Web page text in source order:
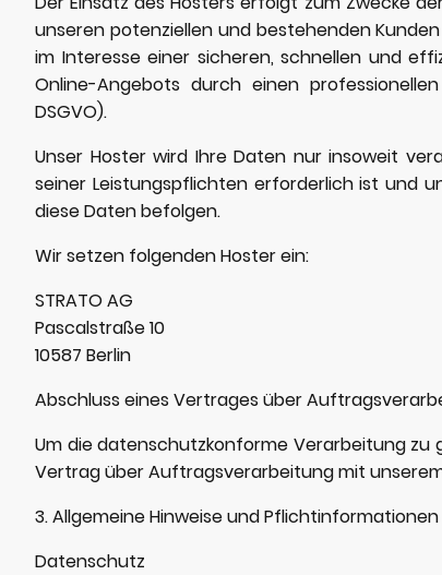
unseren potenziellen und bestehenden Kunden
im Interesse einer sicheren, schnellen und
Online-Angebots durch einen
DSGVO).
Unser Hoster wird Ihre Daten nur insoweit
seiner Leistungspflichten erforderlich ist und
diese Daten befolgen.
Wir setzen folgenden Hoster ein:
STRATO AG
Pascalstraße 10
10587 Berlin
Abschluss eines Vertrages über
Um die datenschutzkonforme Verarbeitung zu
Vertrag über Auftragsverarbeitung mit
3. Allgemeine Hinweise und Pflicht­informationen
Datenschutz